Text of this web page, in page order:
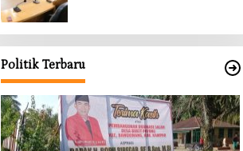
Politik Terbaru